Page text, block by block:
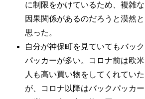
に制限をかけているため、複雑な
因果関係があるのだろうと漠然と
思った。
自分が神保町を見ていてもバック
パッカーが多い。コロナ前は欧米
人も高い買い物をしてくれていた
が、コロナ以降はバックパッカー